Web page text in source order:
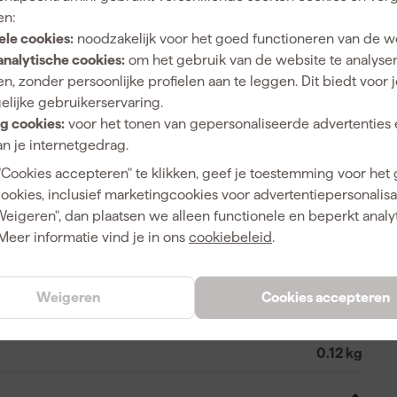
cookies: noodzakelijk voor het goed functioneren van de
cookies: om het gebruik van de website te
zonder persoonlijke profielen aan te leggen. Dit biedt voor
gebruikerservaring.
cookies: voor het tonen van gepersonaliseerde advertenties
je internetgedrag.
accepteren" te klikken, geef je toestemming voor het
inclusief marketingcookies voor
dan plaatsen we alleen functionele en beperkt
informatie vind je in ons cookiebeleid.
Cookies accepteren
Weigeren
5708997361405
401034
0.12 kg